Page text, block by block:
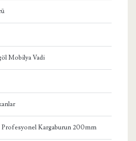
Mobilya Vadi
Kargaburun 200mm